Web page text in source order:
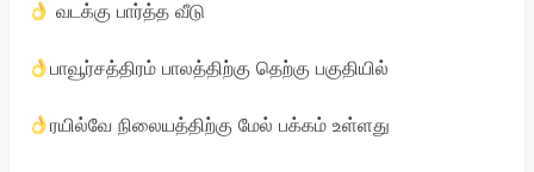
வடக்கு பார்த்த வீடு
பாவூர்சத்திரம் பாலத்திற்கு தெற்கு பகுதியில்
ரயில்வே நிலையத்திற்கு மேல் பக்கம் உள்ளது